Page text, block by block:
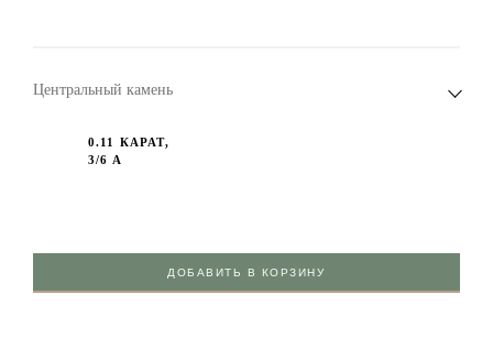
Центральный камень
0.11 КАРАТ,
3/6 А
ДОБАВИТЬ В КОРЗИНУ